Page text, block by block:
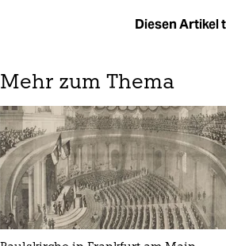
Diesen Artikel
Mehr zum Thema